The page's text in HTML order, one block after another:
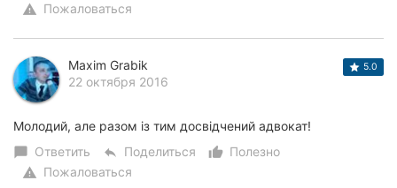
warning Пожаловаться
Maxim Grabik
22 октября 2016
5.0
Молодий, але разом із тим досвідчений адвокат!
chat_bubble Ответить reply Поделиться thumb_up_alt
Полезно
warning Пожаловаться